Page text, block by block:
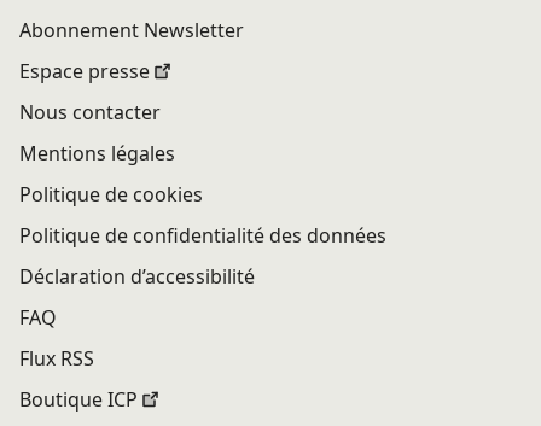
Abonnement Newsletter
Espace presse
Nous contacter
Mentions légales
Politique de cookies
Politique de confidentialité des données
Déclaration d’accessibilité
FAQ
Flux RSS
Boutique ICP